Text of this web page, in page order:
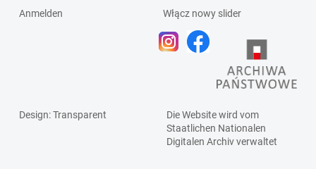
Anmelden
Włącz nowy slider
Design: Transparent
Die Website wird vom
Staatlichen Nationalen
Digitalen Archivverwaltet